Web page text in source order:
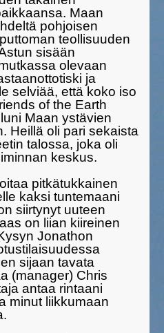
Maan
pohjoisen
teollisuuden
sisään
olevaan
ja
selviää, että koko iso
of the Earth
Maan ystävien
Heillä oli pari sekaista
talossa, joka oli
keskus.
pitkätukkainen
kaksi tuntemaani
siirtynyt uuteen
on liian kiireinen
Jonathon
sijaan tavata
(manager) Chris
antaa rintaani
minut liikkumaan